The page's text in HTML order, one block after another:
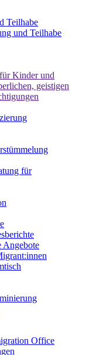
Teilhabe
und Teilhabe
Kinder und
geistigen
für
Angebote
Office